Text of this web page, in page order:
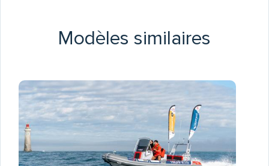
Modèles similaires